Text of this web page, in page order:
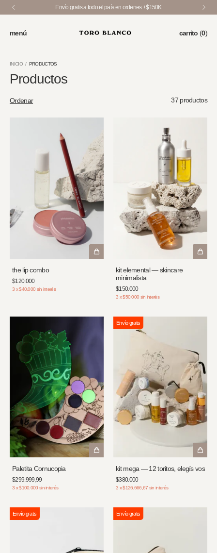
Disfrutá 3 cuotas sin interés en toda la tienda <3
menú carrito (0)
INICIO / PRODUCTOS
Productos
Ordenar 37 productos
the lip combo
$120.000
3 x$40.000 sin interés
kit elemental — skincare
minimalista
$150.000
3 x$50.000 sin interés
Paletita Cornucopia
$299.999,99
3 x$100.000 sin interés
Envío gratis
kit mega — 12 toritos, elegís vos
$380.000
3 x$126.666,67 sin interés
Envío gratis Envío gratis